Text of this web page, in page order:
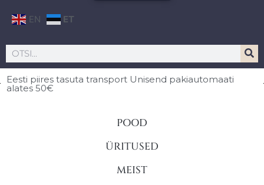
EN ET
Eesti piires tasuta transport Unisend pakiautomaati
alates 50€
POOD
ÜRITUSED
MEIST